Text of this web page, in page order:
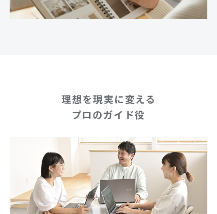
理想を現実に変える
プロのガイド役